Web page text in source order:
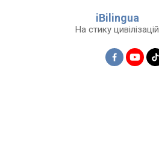
iBilingua
На стику цивілізацій